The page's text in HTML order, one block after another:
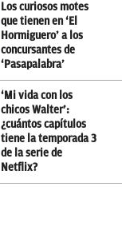
Los curiosos motes
que tienen en ‘El
Hormiguero’ a los
concursantes de
‘Pasapalabra’
‘Mi vida con los
chicos Walter’:
¿cuántos capítulos
tiene la temporada 3
de la serie de
Netflix?